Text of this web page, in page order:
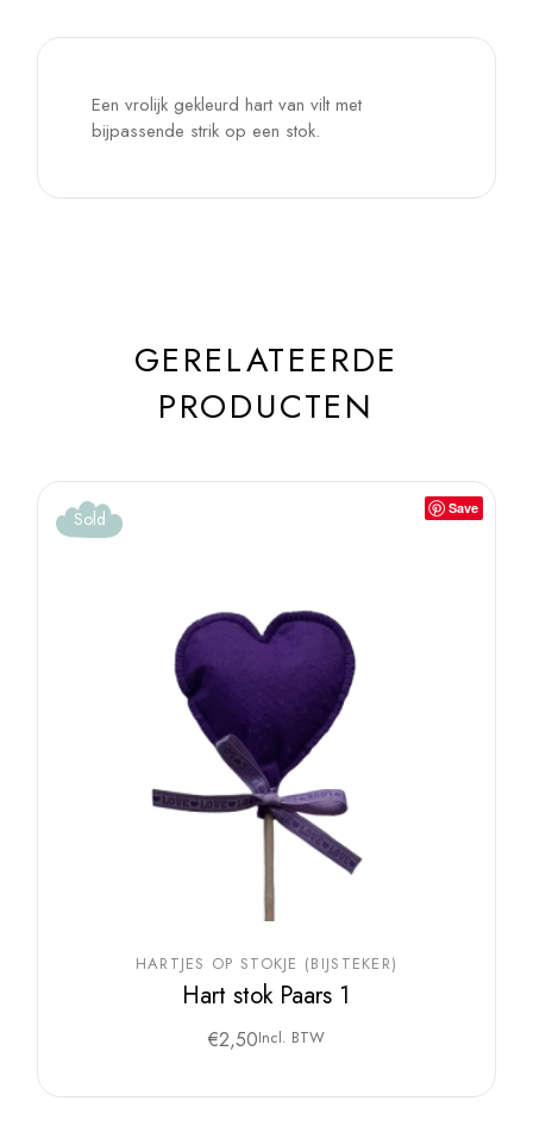
Een vrolijk gekleurd hart van vilt met
bijpassende strik op een stok.
GERELATEERDE
PRODUCTEN
Save
Sold
HARTJES OP STOKJE (BIJSTEKER)
Hart stok Paars 1
€2,50Incl. BTW